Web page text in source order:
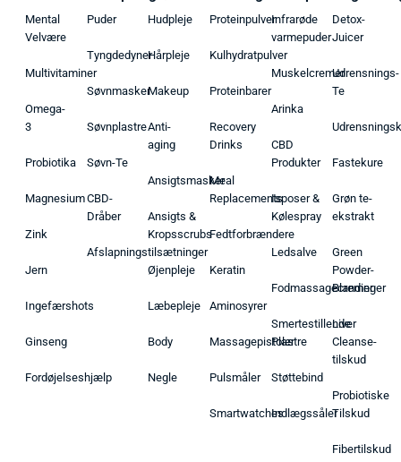
Mental
Velvære
Multivitaminer
Omega-
3
Probiotika
Magnesium
Zink
Jern
Ingefærshots
Ginseng
Fordøjelseshjælp
Puder
Tyngdedyner
Søvnmasker
Søvnplastre
Søvn-Te
CBD-
Dråber
Afslapningstilsætninger
Hudpleje
Hårpleje
Makeup
Anti-
aging
Ansigtsmasker
Ansigts &
Kropsscrubs
Øjenpleje
Læbepleje
Body
Negle
Proteinpulver
Kulhydratpulver
Proteinbarer
Recovery
Drinks
Meal
Replacements
Fedtforbrændere
Keratin
Aminosyrer
Massagepistoler
Pulsmåler
Smartwatches
Infrarøde
varmepuder
Muskelcremer
Arinka
CBD
Produkter
Isposer &
Kølespray
Ledsalve
Fodmassagecremer
Smertestillende
Plastre
Støttebind
Indlægssåler
Detox-
Juicer
Udrensnings-
Te
Fastekure
Grøn te-
ekstrakt
Green
Powder-
Blandinger
Liver
Cleanse-
tilskud
Probiotiske
Tilskud
Fibertilskud